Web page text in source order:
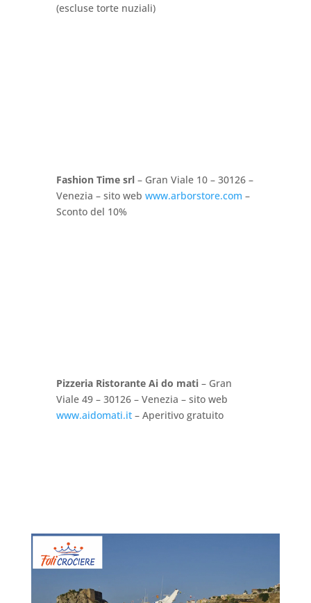
(escluse torte nuziali)
Fashion Time srl– Gran Viale 10 – 30126 –
Venezia – sito web www.arborstore.com –
Sconto del 10%
Pizzeria Ristorante Ai do mati– Gran
Viale 49 – 30126 – Venezia – sito web
www.aidomati.it– Aperitivo gratuito